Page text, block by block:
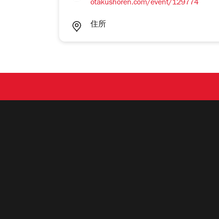
otakushoren.com/event/129774
住所